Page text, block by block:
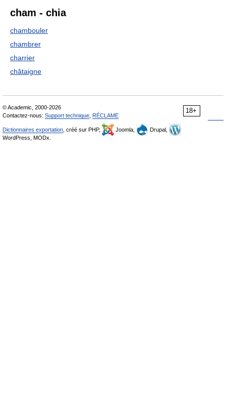
cham - chia
chambouler
chambrer
charrier
châtaigne
18+
© Academic, 2000-2026
Contactez-nous: Support technique RÉCLAME
Dictionnaires exportation , créé sur PHP, Joomla,
Drupal,
WordPress, MODx.